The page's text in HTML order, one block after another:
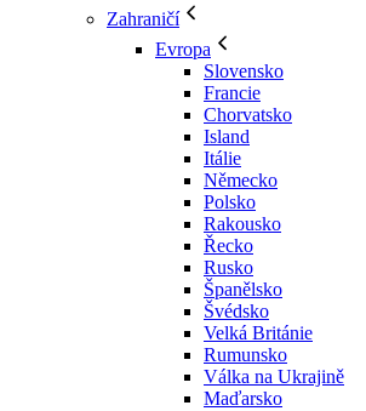
Zahraničí
Evropa
Slovensko
Francie
Chorvatsko
Island
Itálie
Německo
Polsko
Rakousko
Řecko
Rusko
Španělsko
Švédsko
Velká Británie
Rumunsko
Válka na Ukrajině
Maďarsko